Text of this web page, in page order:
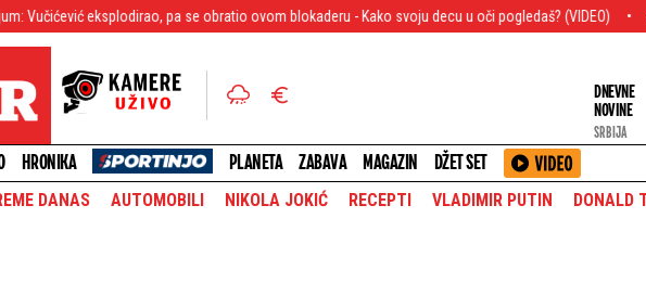
pa se obratio ovom blokaderu - Kako svoju decu u oči pogledaš? (VIDEO) Nema više
DNEVNE
NOVINE
SRBIJA
HRONIKA PLANETA ZABAVA MAGAZIN DŽET SET
DANAS AUTOMOBILI NIKOLA JOKIĆ RECEPTI VLADIMIR PUTIN DONALD